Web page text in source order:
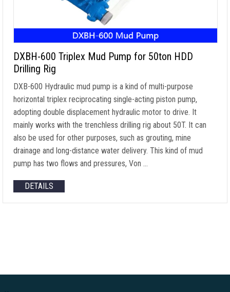
DXBH-600 Triplex Mud Pump for 50ton HDD
Drilling Rig
DXB-600 Hydraulic mud pump is a kind of multi-purpose
horizontal triplex reciprocating single-acting piston pump,
adopting double displacement hydraulic motor to drive. It
mainly works with the trenchless drilling rig about 50T. It can
also be used for other purposes, such as grouting, mine
drainage and long-distance water delivery. This kind of mud
pump has two flows and pressures, Von …
DETAILS